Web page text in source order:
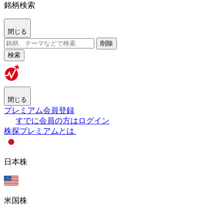
銘柄検索
閉じる
削除
検索
閉じる
プレミアム会員登録
すでに会員の方はログイン
株探プレミアムとは
日本株
米国株